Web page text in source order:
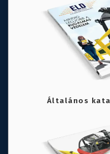
Általános